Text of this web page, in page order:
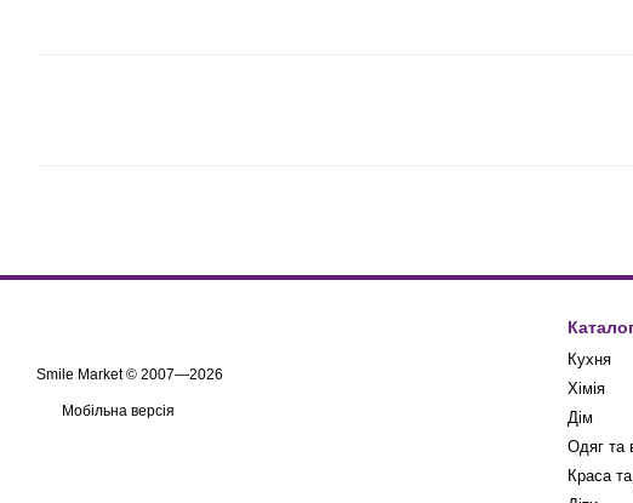
Smile Market © 2007—2026
Мобільна версія
Кухня
Хімія
Дім
Одяг та
Краса